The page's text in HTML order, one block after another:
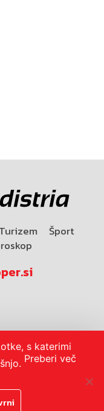
Turizem
Šport
s katerimi
Preberi več